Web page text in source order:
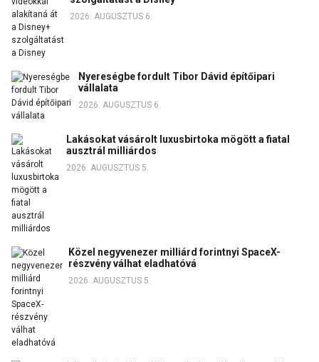
2026. AUGUSZTUS 6.
Nyereségbe fordult Tibor Dávid építőipari
vállalata
2026. AUGUSZTUS 6.
Lakásokat vásárolt luxusbirtoka mögött a fiatal
ausztrál milliárdos
2026. AUGUSZTUS 5.
Közel negyvenezer milliárd forintnyi SpaceX-
részvény válhat eladhatóvá
2026. AUGUSZTUS 5.